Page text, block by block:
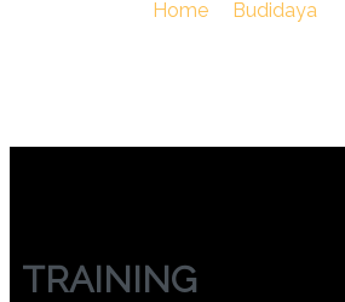
Home Budidaya
TRAINING